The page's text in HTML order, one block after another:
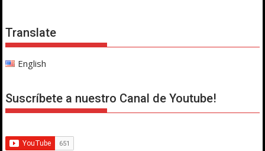
Translate
English
Suscríbete a nuestro Canal de Youtube!